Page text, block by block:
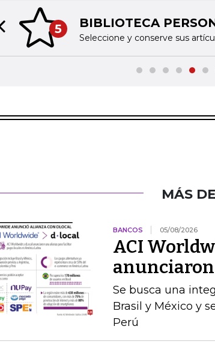
5 BIBLIOTECA
Seleccione y conserve sus
Previous slide
MÁS
BANCOS 05/08/2026
ACI
Se busca una
Brasil y México y
Perú